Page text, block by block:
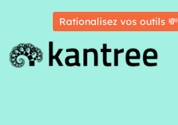
Rationalisez vos outils 💸